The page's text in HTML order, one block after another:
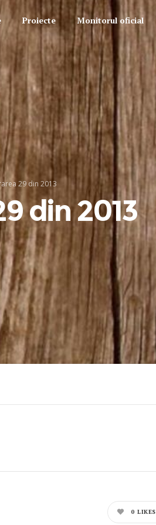
Proiecte Monitorul oficial
29 din 2013
din 2013
0 LIKES